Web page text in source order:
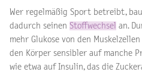
Wer regelmäßig Sport betreibt,
dadurch seinen Stoffwechsel an.
mehr Glukose von den
den Körper sensibler auf manche
wie etwa auf Insulin, das die